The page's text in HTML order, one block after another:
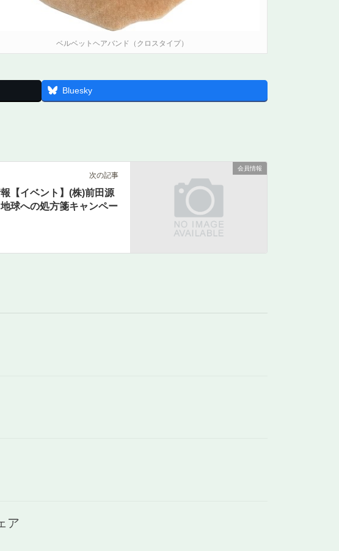
ベルベットヘアバンド（クロスタイプ）
Bluesky
会員情報
次の記事
【イベント】(株)前田源
球への処方箋キャンペー
ア